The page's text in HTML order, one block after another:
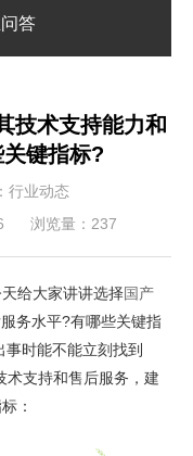
答
技术支持能力和
键指标?
行业动态
浏览量：237
给大家讲讲选择国产
务水平?有哪些关键指
时能不能立刻找到
术支持和售后服务，建
：